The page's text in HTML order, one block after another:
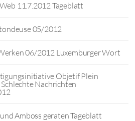
11.7.2012 Tageblatt
05/2012
06/2012 Luxemburger Wort
Objetif Plein
Nachrichten
Amboss geraten Tageblatt